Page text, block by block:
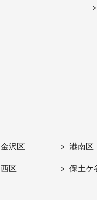
金沢区 港南区
西区 保土ケ